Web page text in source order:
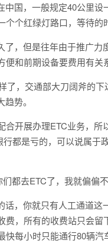
中国，一般规定40公里
个红绿灯路口，等待的
了，但是往年由于推广
和前期设备要费用有关
了，交通部大刀阔斧的
势。
合开展办理ETC业务，
都是亏的，可以说属于
们都去ETC了，我就偏偏
话，你就只有人工通道
费，所有的收费站只会
快每小时只能通行80辆